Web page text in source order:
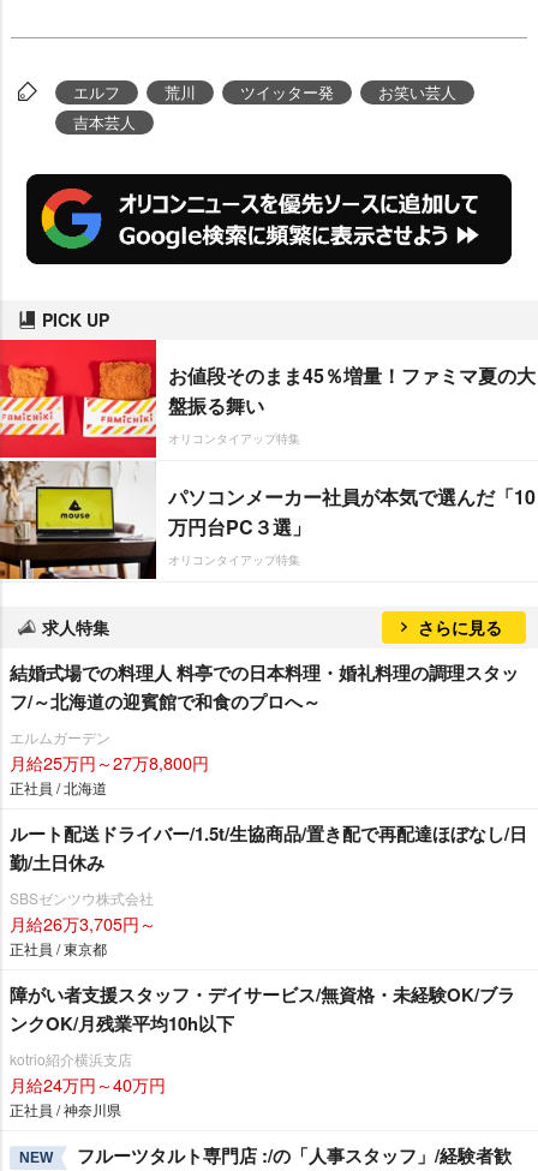
エルフ 荒川 ツイッター発
お笑い芸人
吉本芸人
PICK UP
お値段そのまま45％増量！ファミマ夏の大
盤振る舞い
オリコンタイアップ特集
パソコンメーカー社員が本気で選んだ「10
万円台PC３選」
オリコンタイアップ特集
求人特集 さらに見る
結婚式場での料理人 料亭での日本料理・婚礼料理の調理スタッ
フ/～北海道の迎賓館で和食のプロへ～
エルムガーデン
月給25万円～27万8,800円
正社員 / 北海道
ルート配送ドライバー/1.5t/生協商品/置き配で再配達ほぼなし/日
勤/土日休み
SBSゼンツウ株式会社
月給26万3,705円～
正社員 / 東京都
障がい者支援スタッフ・デイサービス/無資格・未経験OK/ブラ
ンクOK/月残業平均10h以下
kotrio紹介横浜支店
月給24万円～40万円
正社員 / 神奈川県
NEW フルーツタルト専門店 :/の「人事スタッフ」/経験者歓